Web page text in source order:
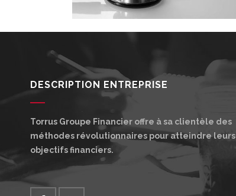
DESCRIPTION ENTREPRISE
Torrus Groupe Financier offre à sa clientèle des
méthodes révolutionnaires pour atteindre leurs
objectifs financiers.